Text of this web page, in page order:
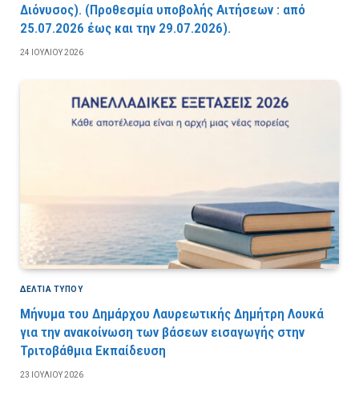
Διόνυσος). (Προθεσμία υποβολής Αιτήσεων : από
25.07.2026 έως και την 29.07.2026).
24 ΙΟΥΛΊΟΥ 2026
ΔΕΛΤΙΑ ΤΥΠΟΥ
Μήνυμα του Δημάρχου Λαυρεωτικής Δημήτρη Λουκά
για την ανακοίνωση των βάσεων εισαγωγής στην
Τριτοβάθμια Εκπαίδευση
23 ΙΟΥΛΊΟΥ 2026